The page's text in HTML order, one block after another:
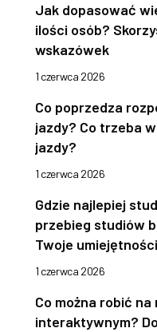
Jak dopasować
ilości osób?
wskazówek
1 czerwca 2026
Co poprzedza
jazdy? Co trzeba
jazdy?
1 czerwca 2026
Gdzie najlepiej
przebieg studiów
Twoje
1 czerwca 2026
Co można robić
interaktywnym?